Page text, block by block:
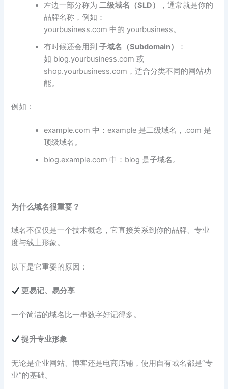
左边一部分称为二级域名（SLD）
，通常就是你的
品牌名称，例如：
yourbusiness.com 中的 yourbusiness。
有时候还会用到子域名（Subdomain）
：
如 blog.yourbusiness.com 或
shop.yourbusiness.com，适合分类不同的网站功
能。
例如：
example.com 中：example 是二级域名，.com 是
顶级域名。
blog.example.com 中：blog 是子域名。
为什么域名很重要？
域名不仅仅是一个技术概念，它直接关系到你的品牌、专业
度与线上形象。
以下是它重要的原因：
更易记、易分享
一个简洁的域名比一串数字好记得多。
提升专业形象
无论是企业网站、博客还是电商店铺，使用自有域名都是“专
业”的基础。